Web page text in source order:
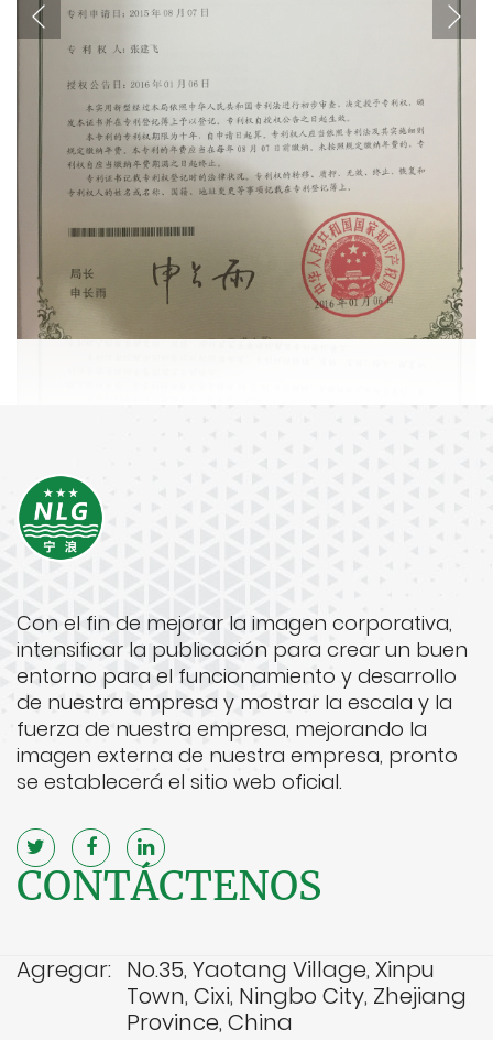
Con el fin de mejorar la imagen corporativa,
intensificar la publicación para crear un buen
entorno para el funcionamiento y desarrollo
de nuestra empresa y mostrar la escala y la
fuerza de nuestra empresa, mejorando la
imagen externa de nuestra empresa, pronto
se establecerá el sitio web oficial.
CONTÁCTENOS
Agregar: No.35, Yaotang Village, Xinpu
Town, Cixi, Ningbo City, Zhejiang
Province, China